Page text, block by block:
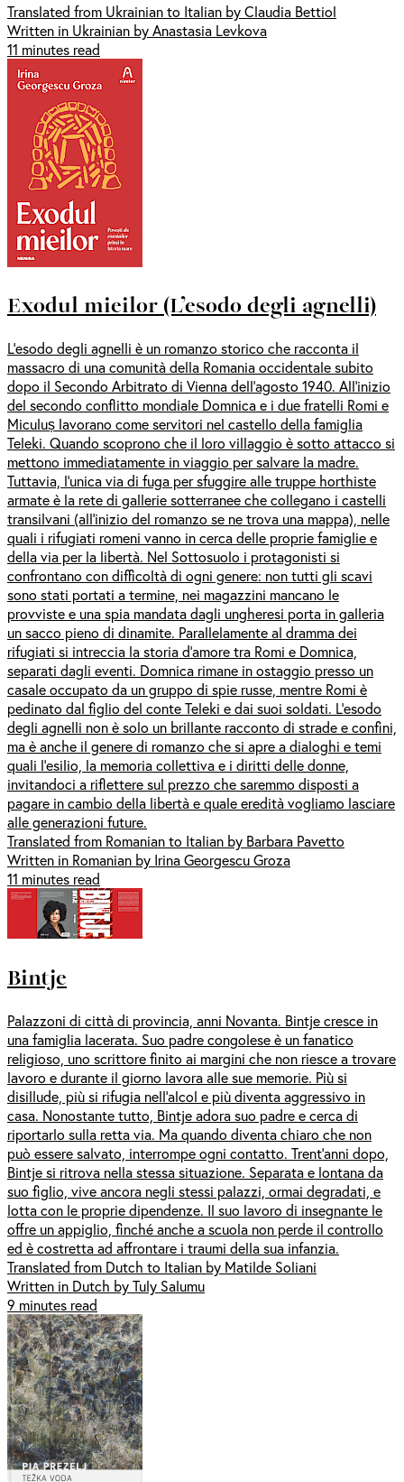
Translated from Ukrainian to Italian by Claudia Bettiol
Written in Ukrainian by Anastasia Levkova
11 minutes read
Exodul mieilor (L’esodo degli agnelli)
L’esodo degli agnelli è un romanzo storico che racconta il
massacro di una comunità della Romania occidentale subito
dopo il Secondo Arbitrato di Vienna dell’agosto 1940. All’inizio
del secondo conflitto mondiale Domnica e i due fratelli Romi e
Miculuș lavorano come servitori nel castello della famiglia
Teleki. Quando scoprono che il loro villaggio è sotto attacco si
mettono immediatamente in viaggio per salvare la madre.
Tuttavia, l’unica via di fuga per sfuggire alle truppe horthiste
armate è la rete di gallerie sotterranee che collegano i castelli
transilvani (all’inizio del romanzo se ne trova una mappa), nelle
quali i rifugiati romeni vanno in cerca delle proprie famiglie e
della via per la libertà. Nel Sottosuolo i protagonisti si
confrontano con difficoltà di ogni genere: non tutti gli scavi
sono stati portati a termine, nei magazzini mancano le
provviste e una spia mandata dagli ungheresi porta in galleria
un sacco pieno di dinamite. Parallelamente al dramma dei
rifugiati si intreccia la storia d’amore tra Romi e Domnica,
separati dagli eventi. Domnica rimane in ostaggio presso un
casale occupato da un gruppo di spie russe, mentre Romi è
pedinato dal figlio del conte Teleki e dai suoi soldati. L’esodo
degli agnelli non è solo un brillante racconto di strade e confini,
ma è anche il genere di romanzo che si apre a dialoghi e temi
quali l’esilio, la memoria collettiva e i diritti delle donne,
invitandoci a riflettere sul prezzo che saremmo disposti a
pagare in cambio della libertà e quale eredità vogliamo lasciare
alle generazioni future.
Translated from Romanian to Italian by Barbara Pavetto
Written in Romanian by Irina Georgescu Groza
11 minutes read
Bintje
Palazzoni di città di provincia, anni Novanta. Bintje cresce in
una famiglia lacerata. Suo padre congolese è un fanatico
religioso, uno scrittore finito ai margini che non riesce a trovare
lavoro e durante il giorno lavora alle sue memorie. Più si
disillude, più si rifugia nell’alcol e più diventa aggressivo in
casa. Nonostante tutto, Bintje adora suo padre e cerca di
riportarlo sulla retta via. Ma quando diventa chiaro che non
può essere salvato, interrompe ogni contatto. Trent’anni dopo,
Bintje si ritrova nella stessa situazione. Separata e lontana da
suo figlio, vive ancora negli stessi palazzi, ormai degradati, e
lotta con le proprie dipendenze. Il suo lavoro di insegnante le
offre un appiglio, finché anche a scuola non perde il controllo
ed è costretta ad affrontare i traumi della sua infanzia.
Translated from Dutch to Italian by Matilde Soliani
Written in Dutch by Tuly Salumu
9 minutes read